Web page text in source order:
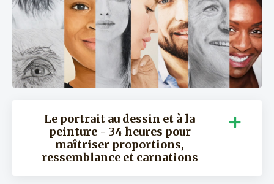
Le portrait au dessin et à la
peinture - 34 heures pour
maîtriser proportions,
ressemblance et carnations